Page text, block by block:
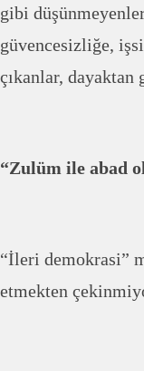
gibi
güvencesizliğe,
çıkanlar,
“Zulüm ile abad
“İleri demokrasi”
etmekten